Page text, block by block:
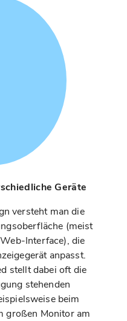
Geräte
versteht man die
(meist
Interface), die
anpasst.
stellt dabei oft die
stehenden
beim
großen Monitor am